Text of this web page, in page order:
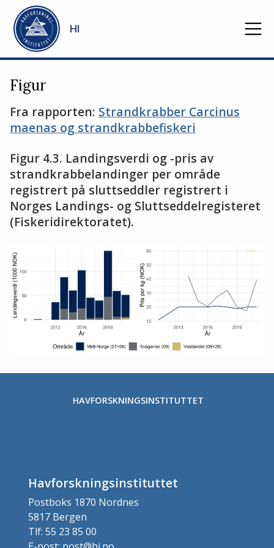
Gå til hovedinnhold
HI
Figur
Fra rapporten: Strandkrabber Carcinus
maenas og strandkrabbefiskeri
Figur 4.3. Landingsverdi og -pris av
strandkrabbelandinger per område
registrert på sluttseddler registrert i
Norges Landings- og Sluttseddelregisteret
(Fiskeridirektoratet).
HAVFORSKNINGSINSTITUTTET
Havforskningsinstituttet
Postboks 1870 Nordnes
5817 Bergen
Tlf: 55 23 85 00